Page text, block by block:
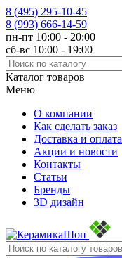
8 (495) 295-10-45
8 (993) 666-14-59
пн-пт 10:00 - 20:00
сб-вс 10:00 - 19:00
Каталог товаров
Меню
О компании
Как сделать заказ
Доставка и оплата
Акции и новости
Контакты
Статьи
Бренды
3D дизайн